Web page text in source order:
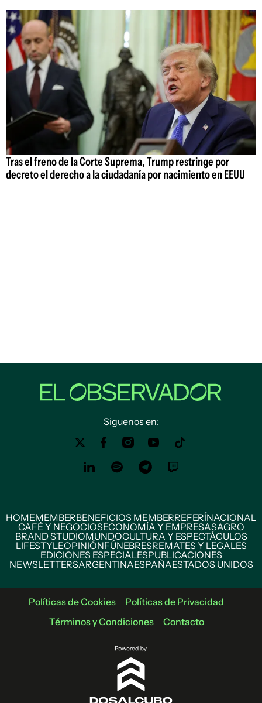
Tras el freno de la Corte Suprema, Trump restringe por
decreto el derecho a la ciudadanía por nacimiento en EEUU
Siguenos en:
HOMEMEMBERBENEFICIOS MEMBERREFERÍNACIONAL
CAFÉ Y NEGOCIOSECONOMÍA Y EMPRESASAGRO
BRAND STUDIOMUNDOCULTURA Y ESPECTÁCULOS
LIFESTYLEOPINIÓNFÚNEBRESREMATES Y LEGALES
EDICIONES ESPECIALESPUBLICACIONES
NEWSLETTERSARGENTINAESPAÑAESTADOS UNIDOS
Políticas de Cookies
Políticas de Privacidad
Términos y Condiciones
Contacto